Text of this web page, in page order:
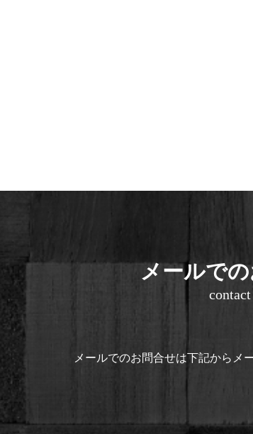
メールで
contact
メールでのお問合せは下記からメ